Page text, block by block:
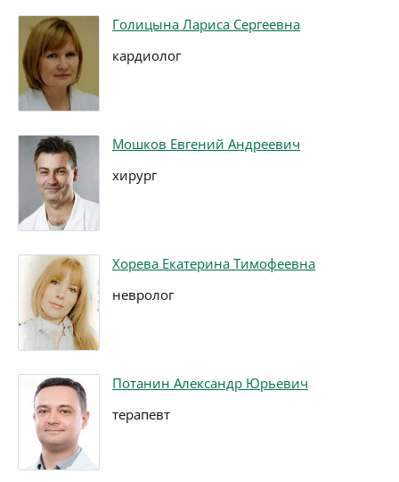
Голицына Лариса Сергеевна
кардиолог
Мошков Евгений Андреевич
хирург
Хорева Екатерина Тимофеевна
невролог
Потанин Александр Юрьевич
терапевт